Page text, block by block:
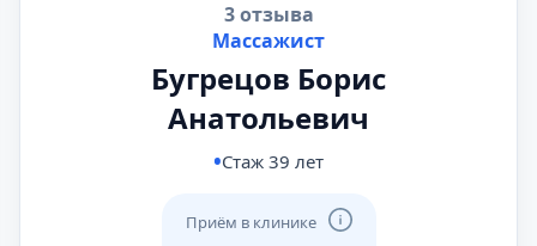
3 отзыва
Массажист
Бугрецов Борис
Анатольевич
Стаж 39 лет
Приём в клинике